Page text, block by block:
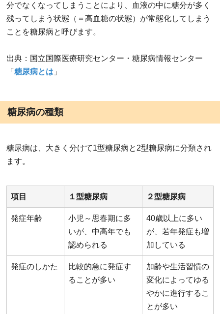
分でなくなってしまうことにより、血液の中に糖分が多く
残ってしまう状態（＝高血糖の状態）が常態化してしまう
ことを糖尿病と呼びます。
出典：国立国際医療研究センター・糖尿病情報センター
「 糖尿病とは 」
糖尿病の種類
糖尿病は、大きく分けて1型糖尿病と2型糖尿病に分類され
ます。
項目 １型糖尿病 ２型糖尿病
発症年齢
小児～思春期に多
いが、中高年でも
認められる
40歳以上に多い
が、若年発症も増
加している
発症のしかた
比較的急に発症す
ることが多い
加齢や生活習慣の
変化によってゆる
やかに進行するこ
とが多い